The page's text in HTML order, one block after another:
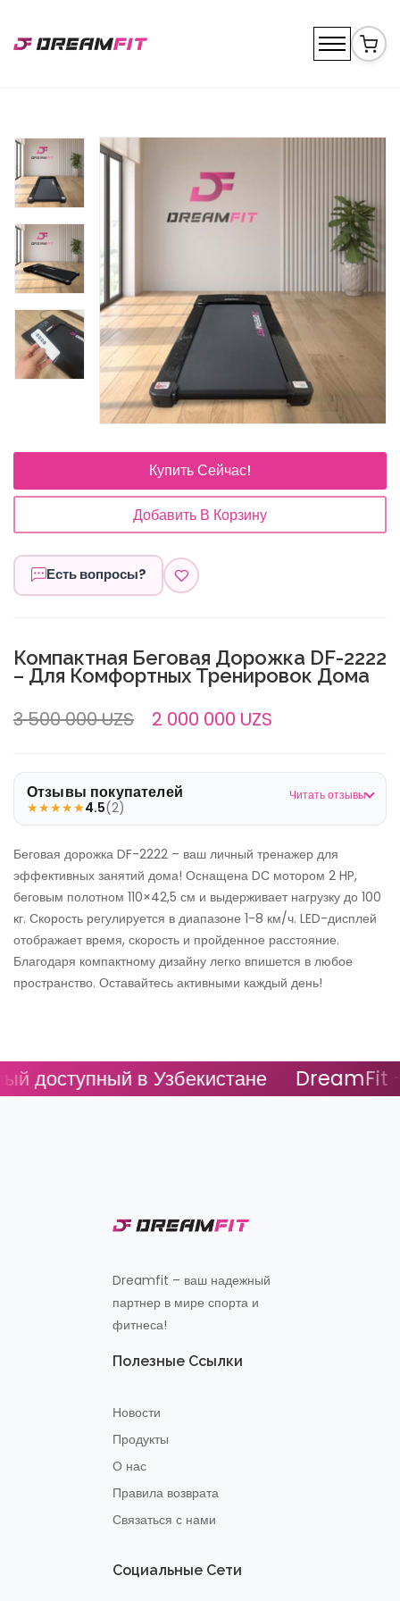
Отзывы покупателей
★★★★★4.5(2)
Читать отзывы
Купить Сейчас!
Добавить В Корзину
Есть вопросы?
Компактная Беговая Дорожка DF-2222
– Для Комфортных Тренировок Дома
3 500 000 UZS 2 000 000 UZS
Беговая дорожка DF-2222 – ваш личный тренажер для
эффективных занятий дома! Оснащена DС мотором 2 HP,
беговым полотном 110×42,5 см и выдерживает нагрузку до 100
кг. Скорость регулируется в диапазоне 1-8 км/ч. LED-дисплей
отображает время, скорость и пройденное расстояние.
Благодаря компактному дизайну легко впишется в любое
пространство. Оставайтесь активными каждый день!
в Узбекистане DreamFit -
Dreamfit – ваш надежный
партнер в мире спорта и
фитнеса!
Полезные Ссылки
Новости
Продукты
О нас
Правила возврата
Связаться с нами
Социальные Сети